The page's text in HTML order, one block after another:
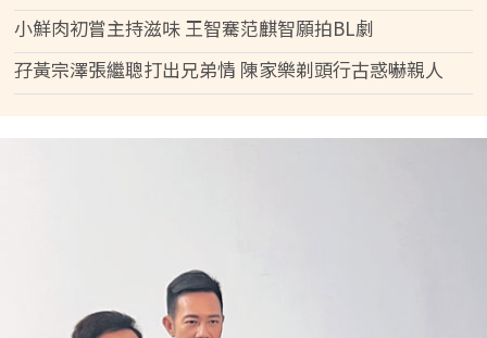
小鮮肉初嘗主持滋味 王智騫范麒智願拍BL劇
孖黃宗澤張繼聰打出兄弟情 陳家樂剃頭行古惑嚇親人